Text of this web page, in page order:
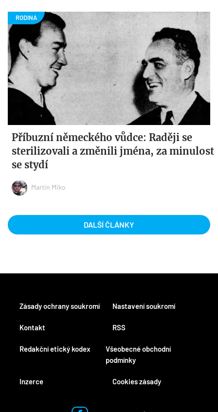
Příbuzní německého vůdce: Raději se
sterilizovali a změnili jména, za minulost
se stydí
Martin Miko
DALŠÍ ČLÁNKY
Kontakt
Redakční etický kodex
Inzerce
RSS
Všeobecné obchodní
podmínky
Cookies zásady
Zásady ochrany soukromí Nastavení soukromí